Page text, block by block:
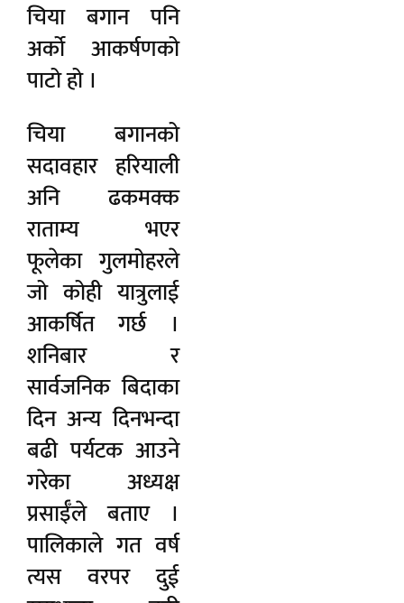
चिया बगान पनि
अर्को आकर्षणको
पाटो हो ।
चिया बगानको
सदावहार हरियाली
अनि ढकमक्क
राताम्य भएर
फूलेका गुलमोहरले
जो कोही यात्रुलाई
आकर्षित गर्छ ।
शनिबार र
सार्वजनिक बिदाका
दिन अन्य दिनभन्दा
बढी पर्यटक आउने
गरेका अध्यक्ष
प्रसाईँले बताए ।
पालिकाले गत वर्ष
त्यस वरपर दुई